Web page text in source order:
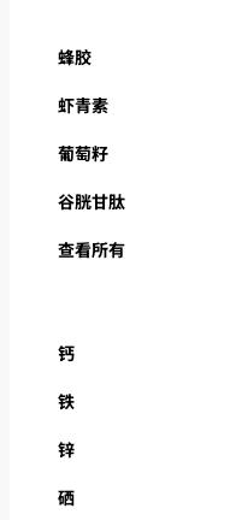
蜂胶
虾青素
葡萄籽
谷胱甘肽
查看所有
钙
铁
锌
硒